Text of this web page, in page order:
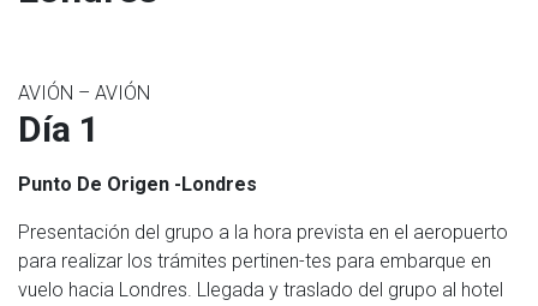
AVIÓN – AVIÓN
Día 1
Punto De Origen -Londres
Presentación del grupo a la hora prevista en el aeropuerto
para realizar los trámites pertinen-tes para embarque en
vuelo hacia Londres. Llegada y traslado del grupo al hotel